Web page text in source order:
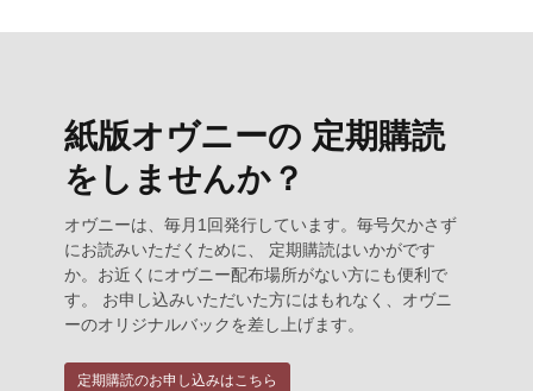
紙版オヴニーの 定期購読
をしませんか？
オヴニーは、毎月1回発行しています。毎号欠かさず
にお読みいただくために、 定期購読はいかがです
か。お近くにオヴニー配布場所がない方にも便利で
す。 お申し込みいただいた方にはもれなく、オヴニ
ーのオリジナルバックを差し上げます。
定期購読のお申し込みはこちら